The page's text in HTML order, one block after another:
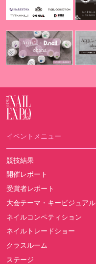
イベントメニュー
競技結果
開催レポート
受賞者レポート
大会テーマ・キービジュアル
ネイルコンペティション
ネイルトレードショー
クラスルーム
ステージ